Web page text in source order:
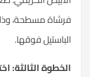
فرشاة مسطحة،
الباستيل فوقها.
الخطوة الثالثة: